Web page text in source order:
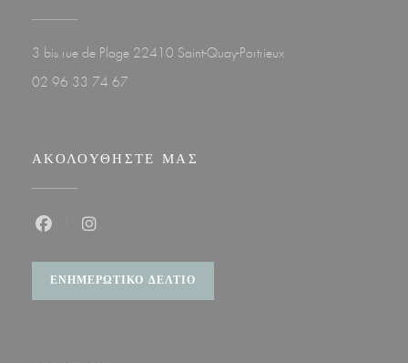
3 bis rue de Plage 22410 Saint-Quay-Portrieux((ανοίγει σε νέο
02 96 33 74 67
ΑΚΟΛΟΥΘΉΣΤΕ ΜΑΣ
ΕΝΗΜΕΡΩΤΙΚΌ ΔΕΛΤΊΟ